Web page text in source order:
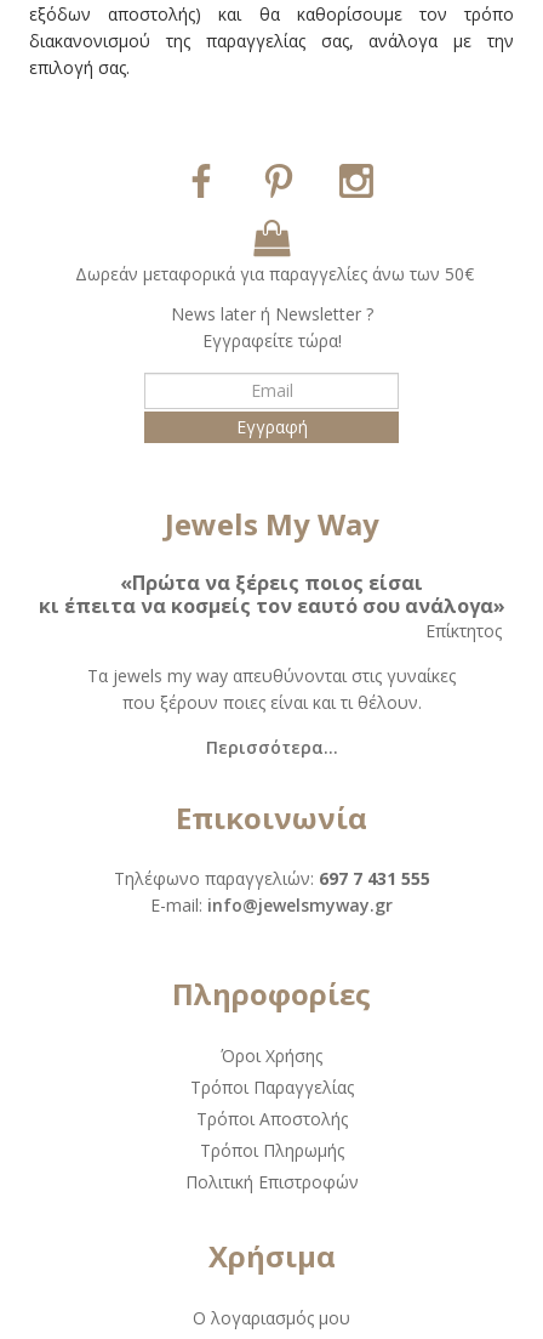
εξόδων αποστολής) και θα καθορίσουμε τον τρόπο
διακανονισμού της παραγγελίας σας, ανάλογα με την
επιλογή σας.
Δωρεάν μεταφορικά για παραγγελίες άνω των 50€
Νews later ή Νewsletter ?
Εγγραφείτε τώρα!
Jewels My Way
«Πρώτα να ξέρεις ποιος είσαι
κι έπειτα να κοσμείς τον εαυτό σου ανάλογα»
Eπίκτητος
Τα jewels my way απευθύνονται στις γυναίκες
που ξέρουν ποιες είναι και τι θέλουν.
Περισσότερα...
Επικοινωνία
Τηλέφωνο παραγγελιών: 697 7 431 555
Ε-mail: info@jewelsmyway.gr
Πληροφορίες
Όροι Χρήσης
Τρόποι Παραγγελίας
Τρόποι Αποστολής
Τρόποι Πληρωμής
Πολιτική Επιστροφών
Χρήσιμα
Ο λογαριασμός μου